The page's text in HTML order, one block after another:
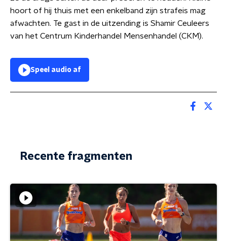
hoort of hij thuis met een enkelband zijn strafeis mag
afwachten. Te gast in de uitzending is Shamir Ceuleers
van het Centrum Kinderhandel Mensenhandel (CKM).
Speel audio af
Recente fragmenten